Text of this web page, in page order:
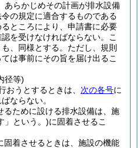
あらかじめその計画が排水設備
の規定に適合するものである
ところにより、申請書に必要
を受けなければならない。
こ
、同様とする。 ただし、規則
は事前にその旨を届け出るこ
径等)
おうとするときは、 次の各号に
ならない。
るために設ける排水設備は、施
」という。)に固着させるこ
固着させるときは、施設の機能